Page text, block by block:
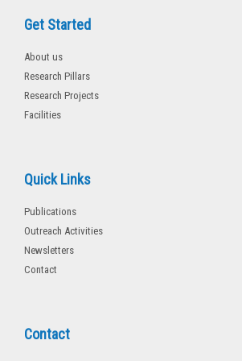
Get Started
About us
Research Pillars
Research Projects
Facilities
Quick Links
Publications
Outreach Activities
Newsletters
Contact
Contact